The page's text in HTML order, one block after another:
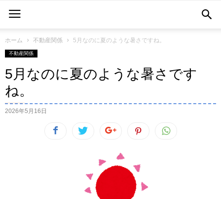
ホーム 不動産関係 5月なのに夏のような暑さですね。
不動産関係
5月なのに夏のような暑さです
ね。
2026年5月16日